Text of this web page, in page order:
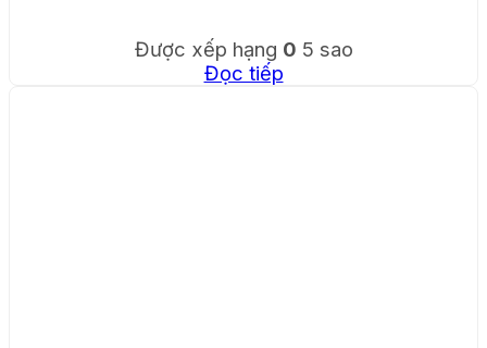
Được xếp hạng 0 5 sao
Đọc tiếp